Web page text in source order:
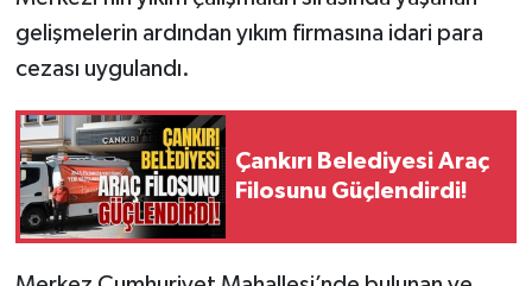
gelişmelerin ardından yıkım firmasına idari para
cezası uygulandı.
Çankırı Belediyesi Araç
Filosunu Güçlendirdi!